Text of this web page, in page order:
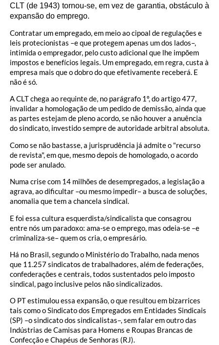
CLT (de 1943) tornou-se, em vez de garantia, obstáculo à
expansão do emprego.
Contratar um empregado, em meio ao cipoal de regulações e
leis protecionistas –e que protegem apenas um dos lados–,
intimida o empregador, pelo custo adicional que lhe impõem
impostos e benefícios legais. Um empregado, em regra, custa à
empresa mais que o dobro do que efetivamente receberá. E
não é só.
A CLT chega ao requinte de, no parágrafo 1º, do artigo 477,
invalidar a homologação de um pedido de demissão, ainda que
as partes estejam de pleno acordo, se não houver a anuência
do sindicato, investido sempre de autoridade arbitral absoluta.
Como se não bastasse, a jurisprudência já admite o "recurso
de revista", em que, mesmo depois de homologado, o acordo
pode ser anulado.
Numa crise com 14 milhões de desempregados, a legislação a
agrava, ao dificultar –ou mesmo impedir– a busca de soluções,
anomalia que tem a chancela sindical.
E foi essa cultura esquerdista/sindicalista que consagrou
entre nós um paradoxo: ama-se o emprego, mas odeia-se –e
criminaliza-se– quem os cria, o empresário.
Há no Brasil, segundo o Ministério do Trabalho, nada menos
que 11.257 sindicatos de trabalhadores, além de federações,
confederações e centrais, todos sustentados pelo imposto
sindical, pago inclusive pelos não sindicalizados.
O PT estimulou essa expansão, o que resultou em bizarrices
tais como o Sindicato dos Empregados em Entidades Sindicais
(SP) –o sindicato dos sindicalistas–, sem falar em outro das
Indústrias de Camisas para Homens e Roupas Brancas de
Confecção e Chapéus de Senhoras (RJ).